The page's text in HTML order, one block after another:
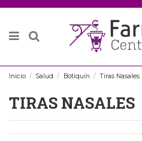
Inicio Salud Botiquín Tiras Nasales
TIRAS NASALES